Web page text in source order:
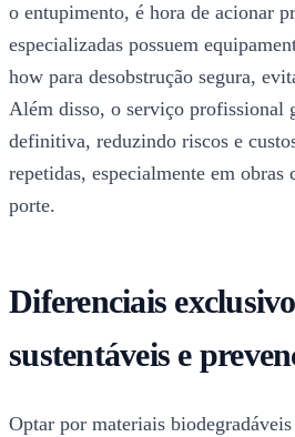
o entupimento, é hora de acionar
especializadas possuem
how para desobstrução segura,
Além disso, o serviço profissional
definitiva, reduzindo riscos e
repetidas, especialmente em obras
porte.
Diferenciais
sustentáveis e
Optar por materiais